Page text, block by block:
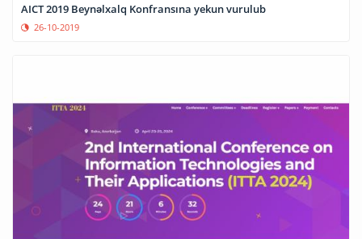
AICT 2019 Beynəlxalq Konfransına yekun vurulub
26-10-2019